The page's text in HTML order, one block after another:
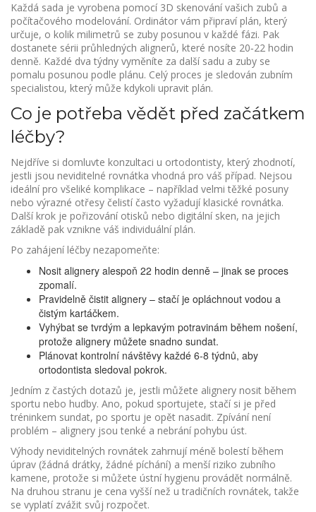
Každá sada je vyrobena pomocí 3D skenování vašich zubů a
počítačového modelování. Ordinátor vám připraví plán, který
určuje, o kolik milimetrů se zuby posunou v každé fázi. Pak
dostanete sérii průhledných alignerů, které nosíte 20‑22 hodin
denně. Každé dva týdny vyměníte za další sadu a zuby se
pomalu posunou podle plánu. Celý proces je sledován zubním
specialistou, který může kdykoli upravit plán.
Co je potřeba vědět před začátkem
léčby?
Nejdříve si domluvte konzultaci u ortodontisty, který zhodnotí,
jestli jsou neviditelné rovnátka vhodná pro váš případ. Nejsou
ideální pro všeliké komplikace – například velmi těžké posuny
nebo výrazné otřesy čelistí často vyžadují klasické rovnátka.
Další krok je pořizování otisků nebo digitální sken, na jejich
základě pak vznikne váš individuální plán.
Po zahájení léčby nezapomeňte:
Nosit alignery alespoň 22 hodin denně – jinak se proces
zpomalí.
Pravidelně čistit alignery – stačí je opláchnout vodou a
čistým kartáčkem.
Vyhýbat se tvrdým a lepkavým potravinám během nošení,
protože alignery můžete snadno sundat.
Plánovat kontrolní návštěvy každé 6‑8 týdnů, aby
ortodontista sledoval pokrok.
Jedním z častých dotazů je, jestli můžete alignery nosit během
sportu nebo hudby. Ano, pokud sportujete, stačí si je před
tréninkem sundat, po sportu je opět nasadit. Zpívání není
problém – alignery jsou tenké a nebrání pohybu úst.
Výhody neviditelných rovnátek zahrnují méně bolestí během
úprav (žádná drátky, žádné píchání) a menší riziko zubního
kamene, protože si můžete ústní hygienu provádět normálně.
Na druhou stranu je cena vyšší než u tradičních rovnátek, takže
se vyplatí zvážit svůj rozpočet.